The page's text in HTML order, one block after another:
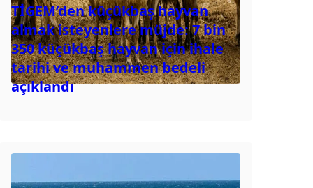
TİGEM’den küçükbaş hayvan
almak isteyenlere müjde: 7 bin
350 küçükbaş hayvan için ihale
tarihi ve muhammen bedeli
açıklandı